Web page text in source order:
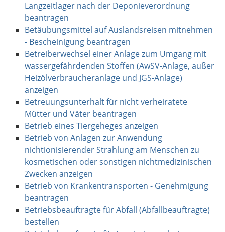
Langzeitlager nach der Deponieverordnung
beantragen
Betäubungsmittel auf Auslandsreisen mitnehmen
- Bescheinigung beantragen
Betreiberwechsel einer Anlage zum Umgang mit
wassergefährdenden Stoffen (AwSV-Anlage, außer
Heizölverbraucheranlage und JGS-Anlage)
anzeigen
Betreuungsunterhalt für nicht verheiratete
Mütter und Väter beantragen
Betrieb eines Tiergeheges anzeigen
Betrieb von Anlagen zur Anwendung
nichtionisierender Strahlung am Menschen zu
kosmetischen oder sonstigen nichtmedizinischen
Zwecken anzeigen
Betrieb von Krankentransporten - Genehmigung
beantragen
Betriebsbeauftragte für Abfall (Abfallbeauftragte)
bestellen